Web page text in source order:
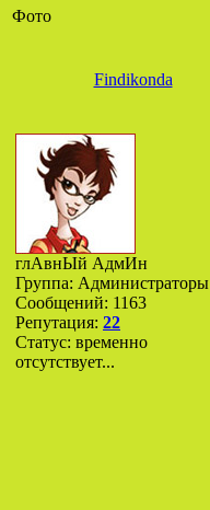
Фото
Findikonda
глАвнЫй АдмИн
Группа: Администраторы
Сообщений: 1163
Репутация: 22
Статус: временно
отсутствует...